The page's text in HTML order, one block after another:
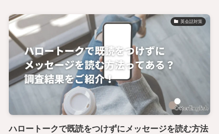
英会話対策
ハロートークで既読をつけずにメッセージを読む方法